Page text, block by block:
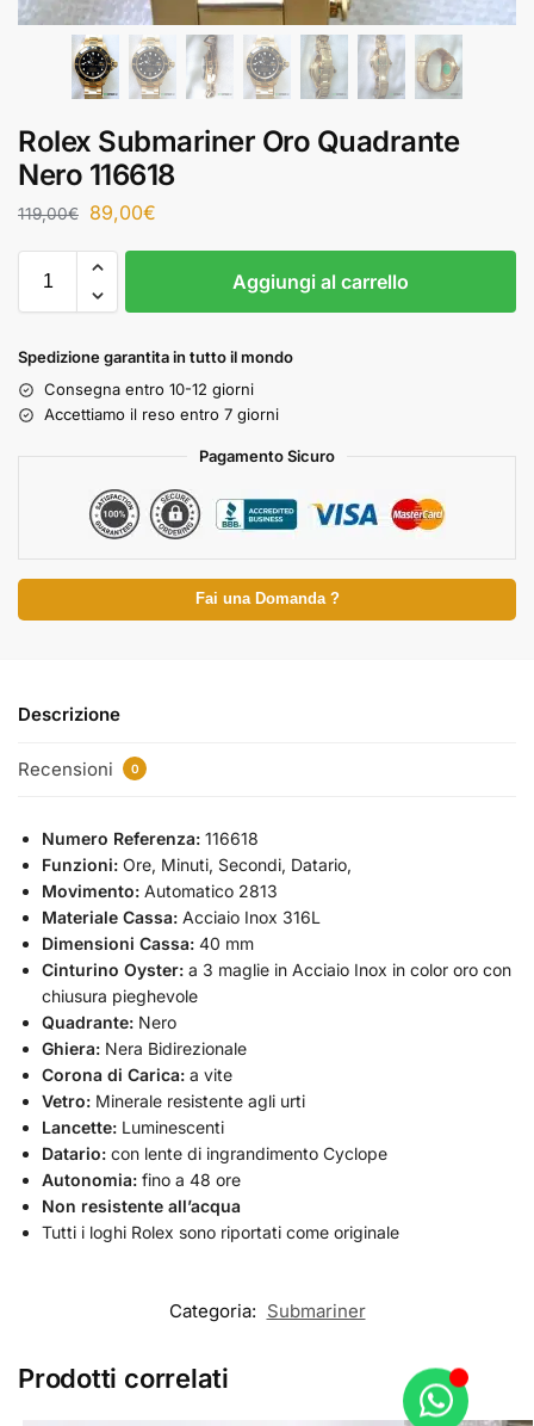
Rolex Submariner Oro Quadrante
Nero 116618
119,00€ 89,00€
Aggiungi al carrello
Spedizione garantita in tutto il mondo
Consegna entro 10-12 giorni
Accettiamo il reso entro 7 giorni
Pagamento Sicuro
Fai una Domanda ?
Descrizione
Recensioni 0
Numero Referenza: 116618
Funzioni: Ore, Minuti, Secondi, Datario,
Movimento: Automatico 2813
Materiale Cassa: Acciaio Inox 316L
Dimensioni Cassa: 40 mm
Cinturino Oyster: a 3 maglie in Acciaio Inox in color oro con
chiusura pieghevole
Quadrante: Nero
Ghiera: Nera Bidirezionale
Corona di Carica: a vite
Vetro: Minerale resistente agli urti
Lancette: Luminescenti
Datario: con lente di ingrandimento Cyclope
Autonomia: fino a 48 ore
Non resistente all’acqua
Tutti i loghi Rolex sono riportati come originale
Categoria: Submariner
Prodotti correlati